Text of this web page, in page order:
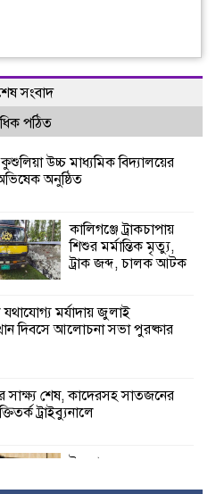
সংবাদ
পঠিত
উচ্চ মাধ্যমিক বিদ্যালয়ের
অনুষ্ঠিত
কালিগঞ্জে ট্রাকচাপায়
শিশুর মর্মান্তিক মৃত্যু,
ট্রাক জব্দ, চালক আটক
মর্যাদায় জুলাই
দিবসে আলোচনা সভা পুরষ্কার
শেষ, কাদেরসহ সাতজনের
ট্রাইব্যুনালে
ইসলামের সবচেয়ে